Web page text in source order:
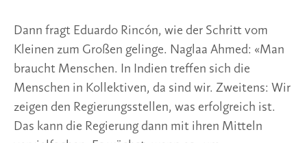
Dann fragt Eduardo Rincón, wie der Schritt vom
Kleinen zum Großen gelinge. Naglaa Ahmed: «Man
braucht Menschen. In Indien treffen sich die
Menschen in Kollektiven, da sind wir. Zweitens: Wir
zeigen den Regierungsstellen, was erfolgreich ist.
Das kann die Regierung dann mit ihren Mitteln